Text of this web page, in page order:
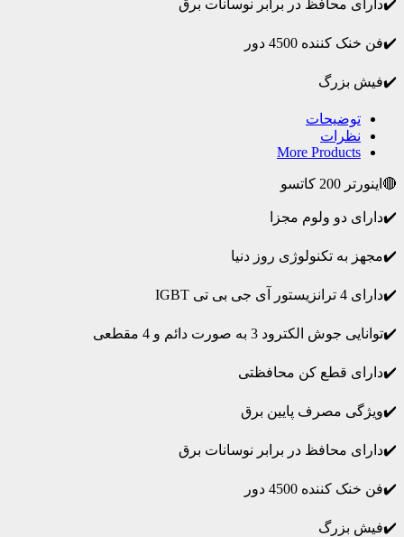
✔️دارای محافظ در برابر نوسانات برق
✔️فن خنک کننده 4500 دور
✔️فیش بزرگ
توضیحات
نظرات
More Products
🔴اینورتر 200 کاتسو
✔️دارای دو ولوم مجزا
✔️مجهز به تکنولوژی روز دنیا
✔️دارای 4 ترانزیستور آی جی بی تی IGBT
✔️توانایی جوش الکترود 3 به صورت دائم و 4 مقطعی
✔️دارای قطع کن محافظتی
✔️ویژگی مصرف پایین برق
✔️دارای محافظ در برابر نوسانات برق
✔️فن خنک کننده 4500 دور
✔️فیش بزرگ